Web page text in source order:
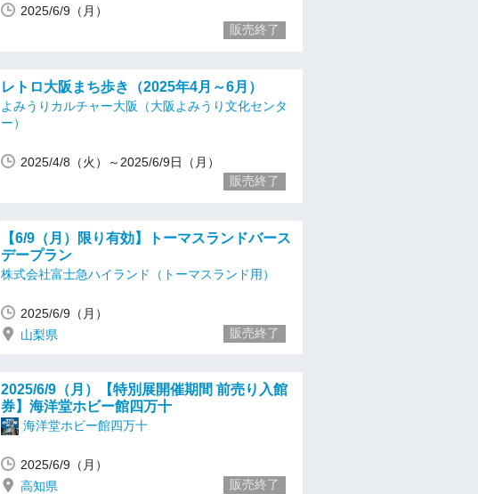
2025/6/9（月）
販売終了
レトロ大阪まち歩き（2025年4月～6月）
よみうりカルチャー大阪（大阪よみうり文化センタ
ー）
2025/4/8（火）～2025/6/9日（月）
販売終了
【6/9（月）限り有効】トーマスランドバース
デープラン
株式会社富士急ハイランド（トーマスランド用）
2025/6/9（月）
山梨県
販売終了
2025/6/9（月）【特別展開催期間 前売り入館
券】海洋堂ホビー館四万十
海洋堂ホビー館四万十
2025/6/9（月）
高知県
販売終了